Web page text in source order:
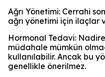
Ağrı Yönetimi: Cerrahi
ağrı yönetimi için ilaçlar
Hormonal Tedavi:
müdahale mümkün
kullanılabilir. Ancak bu
genellikle önerilmez.